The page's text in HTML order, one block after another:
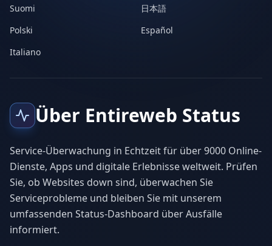
Suomi
日本語
Polski
Español
Italiano
Über Entireweb Status
Service-Überwachung in Echtzeit für über 9000 Online-
Dienste, Apps und digitale Erlebnisse weltweit. Prüfen
Sie, ob Websites down sind, überwachen Sie
Serviceprobleme und bleiben Sie mit unserem
umfassenden Status-Dashboard über Ausfälle
informiert.